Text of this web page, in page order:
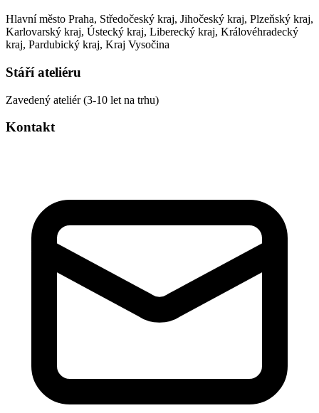
Hlavní město Praha, Středočeský kraj, Jihočeský kraj, Plzeňský kraj,
Karlovarský kraj, Ústecký kraj, Liberecký kraj, Královéhradecký
kraj, Pardubický kraj, Kraj Vysočina
Stáří ateliéru
Zavedený ateliér (3-10 let na trhu)
Kontakt